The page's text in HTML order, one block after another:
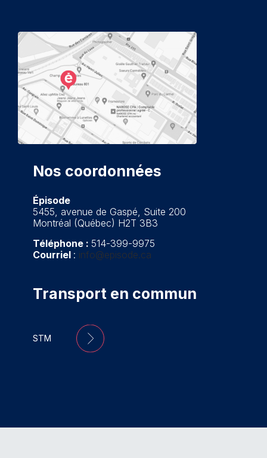
Nos coordonnées
Épisode
5455, avenue de Gaspé, Suite 200
Montréal (Québec) H2T 3B3
Téléphone : 514-399-9975
Courriel : info@episode.ca
Transport en commun
STM